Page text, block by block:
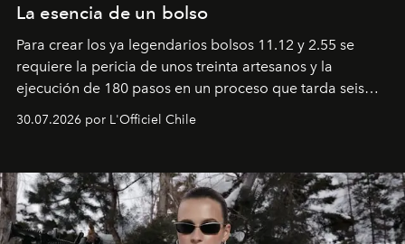
La esencia de un bolso
Para crear los ya legendarios bolsos 11.12 y 2.55 se
requiere la pericia de unos treinta artesanos y la
ejecución de 180 pasos en un proceso que tarda seis
que se enseña solamente en la escuela de formación de
30.07.2026 por L'Officiel Chile